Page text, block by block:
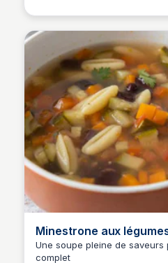
Minestrone aux
soupe facile
Une soupe pleine de saveurs
complet